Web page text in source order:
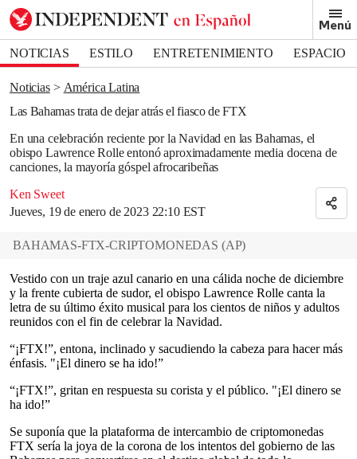
Menú
NOTICIAS ESTILO ENTRETENIMIENTO
ESPACIO
DEPORTES
Noticias
América Latina
Las Bahamas trata de dejar atrás el fiasco de FTX
En una celebración reciente por la Navidad en las Bahamas, el
obispo Lawrence Rolle entonó aproximadamente media docena de
canciones, la mayoría góspel afrocaribeñas
Ken Sweet
Jueves, 19 de enero de 2023 22:10 EST
Bookmark popover
Removed from bookmarks
Close popover
BAHAMAS-FTX-CRIPTOMONEDAS (AP)
Vestido con un traje azul canario en una cálida noche de diciembre
y la frente cubierta de sudor, el obispo Lawrence Rolle canta la
letra de su último éxito musical para los cientos de niños y adultos
reunidos con el fin de celebrar la Navidad.
“¡FTX!”, entona, inclinado y sacudiendo la cabeza para hacer más
énfasis. "¡El dinero se ha ido!”
“¡FTX!”, gritan en respuesta su corista y el público. "¡El dinero se
ha ido!”
Se suponía que la plataforma de intercambio de criptomonedas
FTX sería la joya de la corona de los intentos del gobierno de las